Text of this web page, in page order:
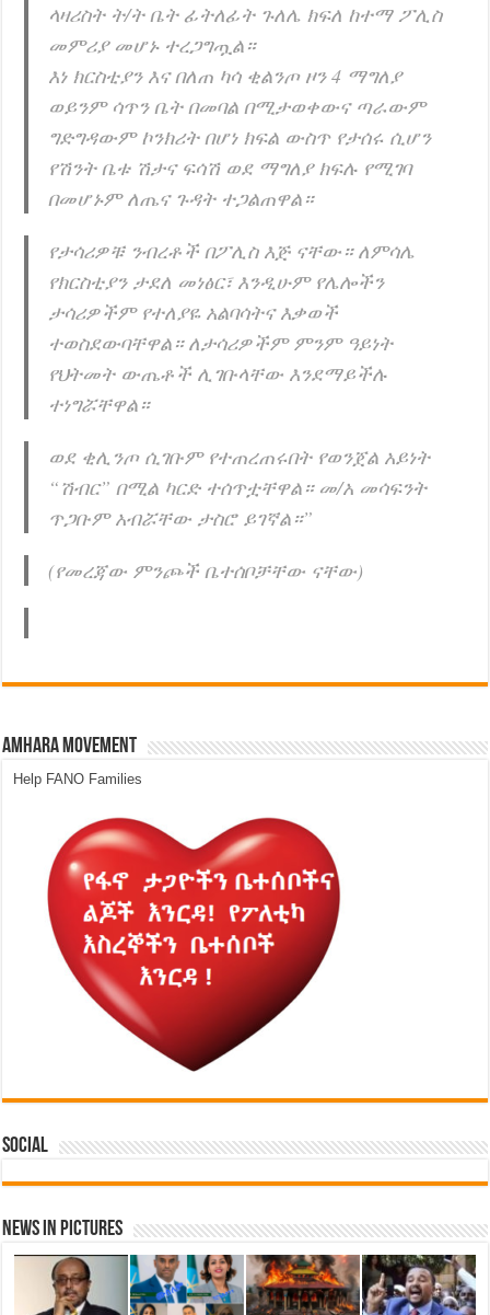
ላዛሪስት ት/ት ቤት ፊትለፊት ጉለሌ ክፍለ ከተማ ፖሊስ
መምሪያ መሆኑ ተረጋግጧል።
እነ ክርስቲያን እና በለጠ ካሳ ቂልንጦ ዞን 4 ማግለያ
ወይንም ሳጥን ቤት በመባል በሚታወቀውና ጣራውም
ግድግዳውም ኮንክሪት በሆነ ክፍል ውስጥ የታሰሩ ሲሆን
የሽንት ቤቱ ሽታና ፍሳሽ ወደ ማግለያ ክፍሉ የሚገባ
በመሆኑም ለጤና ጉዳት ተጋልጠዋል።
የታሳሪዎቹ ንብረቶች በፖሊስ እጅ ናቸው። ለምሳሌ
የክርስቲያን ታደለ መነፅር፣ እንዲሁም የሌሎችን
ታሳሪዎችም የተለያዬ አልባሳትና እቃወች
ተወስደውባቸዋል። ለታሳሪዎችም ምንም ዓይነት
የህትመት ውጤቶች ሊገቡላቸው እንደማይችሉ
ተነግሯቸዋል።
ወደ ቂሊንጦ ሲገቡም የተጠረጠሩበት የወንጀል አይነት
“ሽብር” በሚል ካርድ ተሰጥቷቸዋል። መ/አ መሳፍንት
ጥጋቡም አብሯቸው ታስሮ ይገኛል።”
(የመረጃው ምንጮች ቤተሰቦቻቸው ናቸው)
Amhara Movement
Help FANO Families
Social
News in Pictures